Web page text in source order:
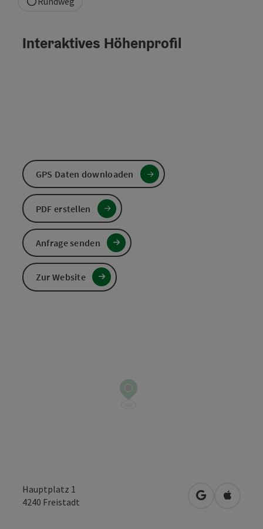
Hauptplatz 1
4240 Freistadt in Google
in
Interaktives Höhenprofil
GPS Daten downloaden
PDF erstellen
Anfrage senden
Zur Website